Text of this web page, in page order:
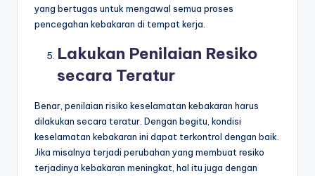
yang bertugas untuk mengawal semua proses
pencegahan kebakaran di tempat kerja.
Lakukan Penilaian Resiko
secara Teratur
Benar, penilaian risiko keselamatan kebakaran harus
dilakukan secara teratur. Dengan begitu, kondisi
keselamatan kebakaran ini dapat terkontrol dengan baik.
Jika misalnya terjadi perubahan yang membuat resiko
terjadinya kebakaran meningkat, hal itu juga dengan